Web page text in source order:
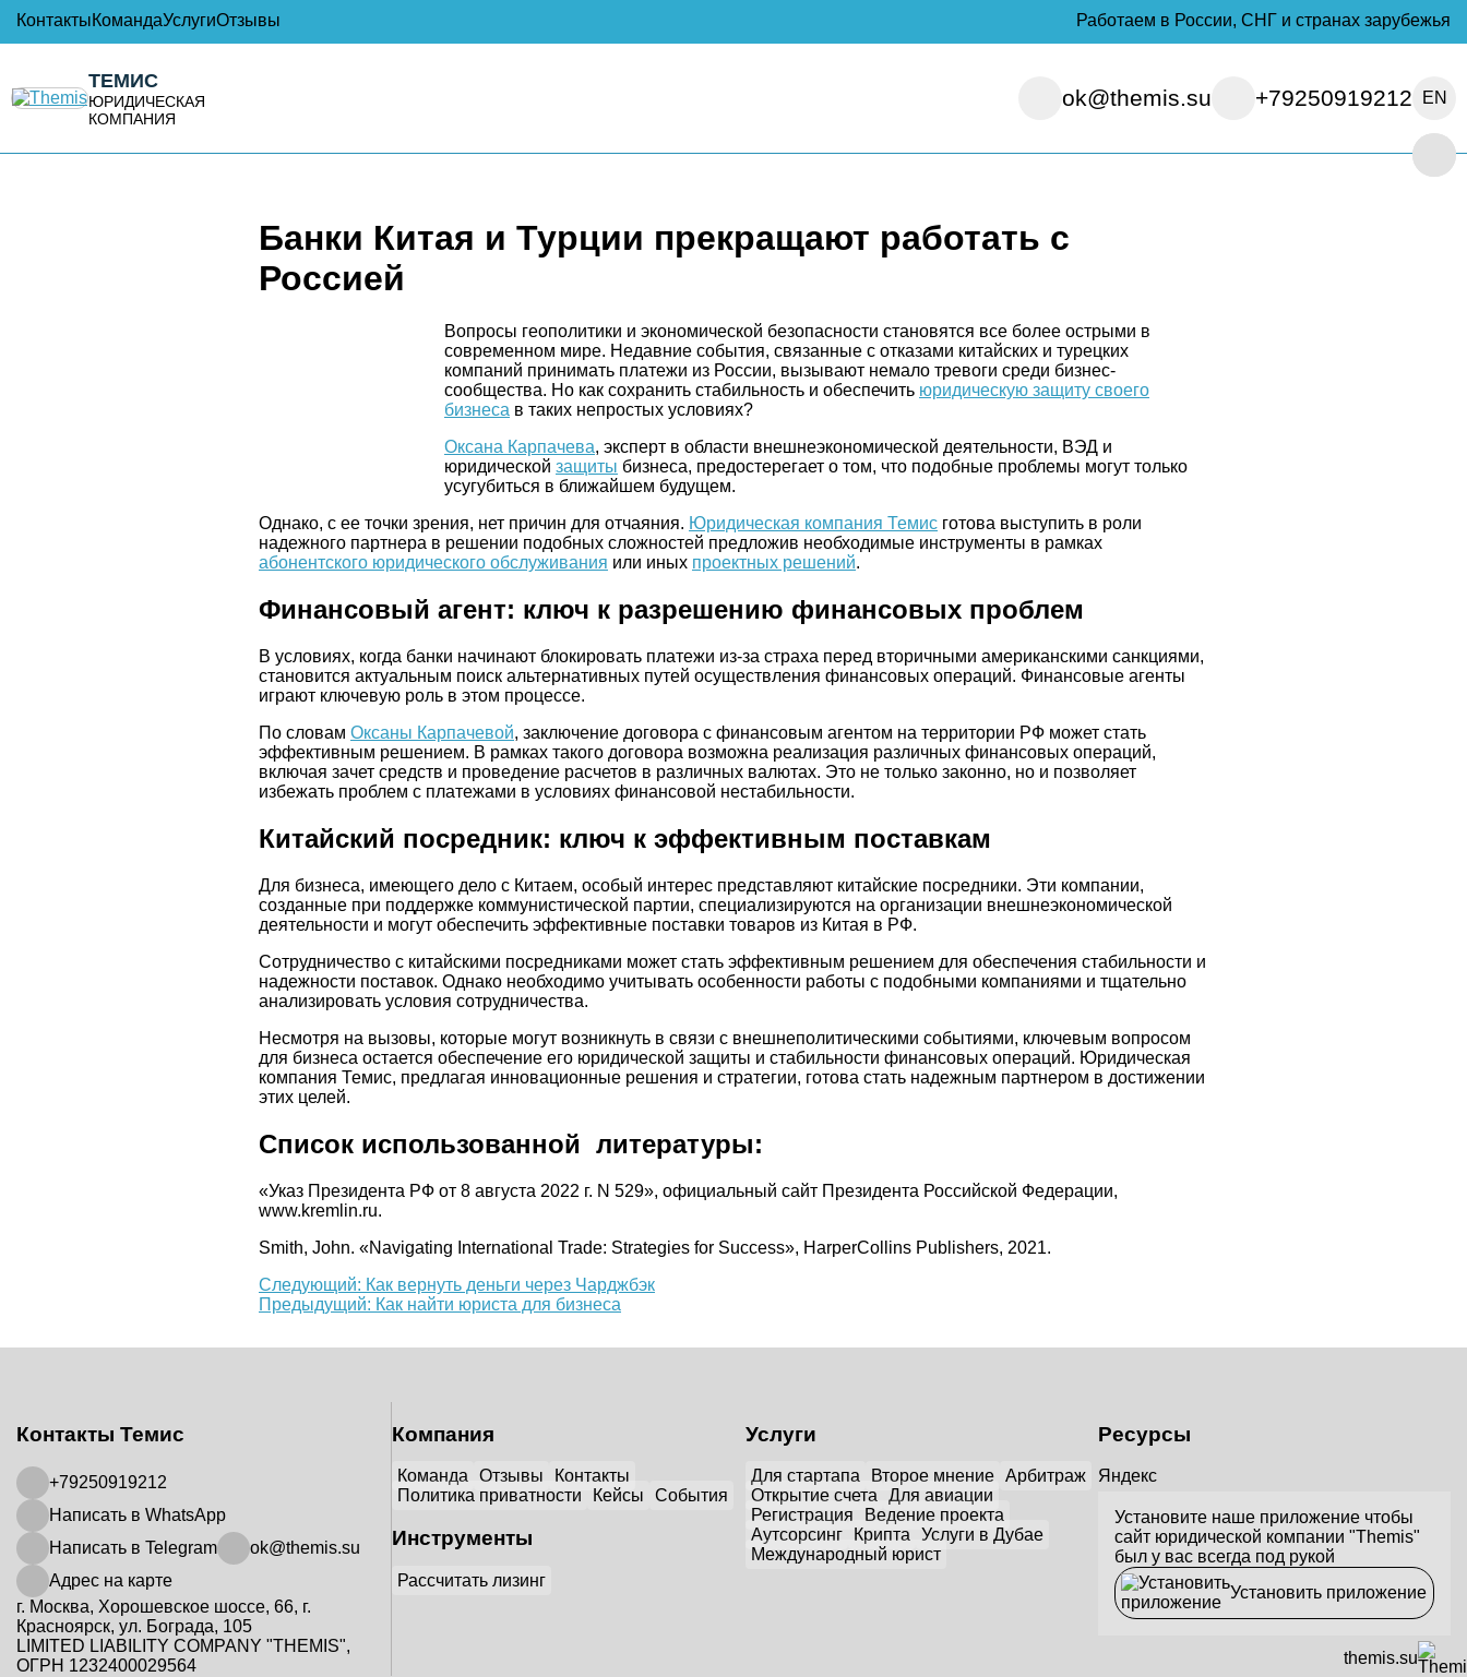
КонтактыКомандаУслугиОтзывы Работаем в России, СНГ и странах зарубежья
ТЕМИС
ЮРИДИЧЕСКАЯ
КОМПАНИЯ
ok@themis.su +79250919212 EN
Банки Китая и Турции прекращают работать с
Россией
Вопросы геополитики и экономической безопасности становятся все более острыми в
современном мире. Недавние события, связанные с отказами китайских и турецких
компаний принимать платежи из России, вызывают немало тревоги среди бизнес-
сообщества. Но как сохранить стабильность и обеспечить юридическую защиту своего
бизнеса в таких непростых условиях?
Оксана Карпачева, эксперт в области внешнеэкономической деятельности, ВЭД и
юридической защиты бизнеса, предостерегает о том, что подобные проблемы могут только
усугубиться в ближайшем будущем.
Однако, с ее точки зрения, нет причин для отчаяния. Юридическая компания Темис готова выступить в роли
надежного партнера в решении подобных сложностей предложив необходимые инструменты в рамках
абонентского юридического обслуживания или иных проектных решений.
Финансовый агент: ключ к разрешению финансовых проблем
В условиях, когда банки начинают блокировать платежи из-за страха перед вторичными американскими санкциями,
становится актуальным поиск альтернативных путей осуществления финансовых операций. Финансовые агенты
играют ключевую роль в этом процессе.
По словам Оксаны Карпачевой, заключение договора с финансовым агентом на территории РФ может стать
эффективным решением. В рамках такого договора возможна реализация различных финансовых операций,
включая зачет средств и проведение расчетов в различных валютах. Это не только законно, но и позволяет
избежать проблем с платежами в условиях финансовой нестабильности.
Китайский посредник: ключ к эффективным поставкам
Для бизнеса, имеющего дело с Китаем, особый интерес представляют китайские посредники. Эти компании,
созданные при поддержке коммунистической партии, специализируются на организации внешнеэкономической
деятельности и могут обеспечить эффективные поставки товаров из Китая в РФ.
Сотрудничество с китайскими посредниками может стать эффективным решением для обеспечения стабильности и
надежности поставок. Однако необходимо учитывать особенности работы с подобными компаниями и тщательно
анализировать условия сотрудничества.
Несмотря на вызовы, которые могут возникнуть в связи с внешнеполитическими событиями, ключевым вопросом
для бизнеса остается обеспечение его юридической защиты и стабильности финансовых операций. Юридическая
компания Темис, предлагая инновационные решения и стратегии, готова стать надежным партнером в достижении
этих целей.
Список использованной литературы:
«Указ Президента РФ от 8 августа 2022 г. N 529», официальный сайт Президента Российской Федерации,
www.kremlin.ru.
Smith, John. «Navigating International Trade: Strategies for Success», HarperCollins Publishers, 2021.
Еще
почитать
Следующий: Как вернуть деньги через Чарджбэк
Предыдущий: Как найти юриста для бизнеса
Контакты Темис
+79250919212
Написать в WhatsApp
Написать в Telegram
ok@themis.su
Адрес на карте
г. Москва, Хорошевское шоссе, 66, г.
Красноярск, ул. Бограда, 105
LIMITED LIABILITY COMPANY "THEMIS",
ОГРН 1232400029564
Компания
Команда Отзывы
Контакты
Политика приватности
Кейсы События
Инструменты
Рассчитать лизинг
Услуги
Для стартапа Второе мнение
Арбитраж
Открытие счета
Для авиации
Регистрация
Ведение проекта
Аутсорсинг
Крипта
Услуги в Дубае
Международный юрист
Ресурсы
Яндекс
Установите наше приложение чтобы
сайт юридической компании "Themis"
был у вас всегда под рукой
Установить приложение
themis.su